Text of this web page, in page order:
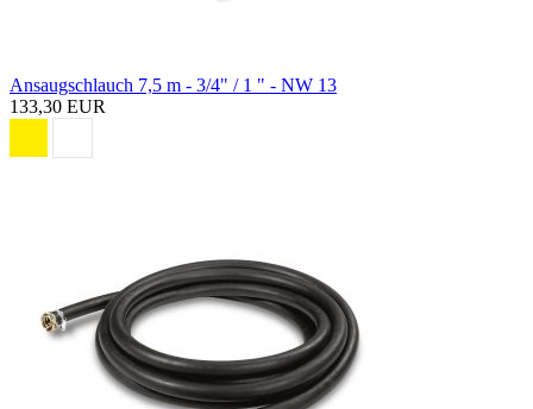
Ansaugschlauch 7,5 m - 3/4" / 1 " - NW 13
133,30 EUR